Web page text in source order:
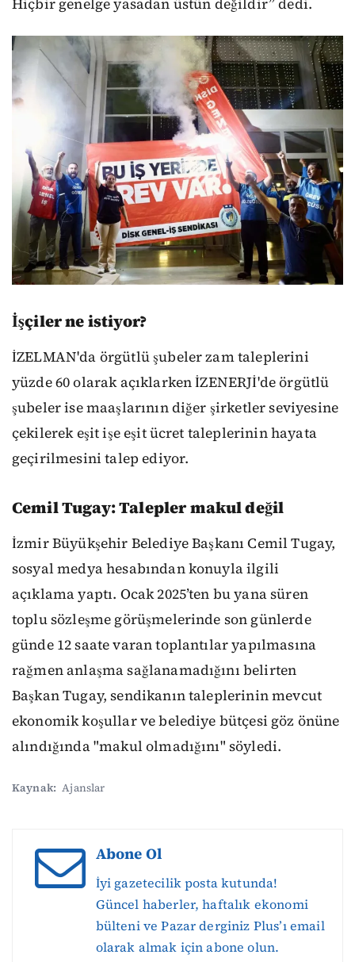
İşçiler ne istiyor?
İZELMAN'da örgütlü şubeler zam taleplerini
yüzde 60 olarak açıklarken İZENERJİ'de örgütlü
şubeler ise maaşlarının diğer şirketler seviyesine
çekilerek eşit işe eşit ücret taleplerinin hayata
geçirilmesini talep ediyor.
Cemil Tugay: Talepler makul değil
İzmir Büyükşehir Belediye Başkanı Cemil Tugay,
sosyal medya hesabından konuyla ilgili
açıklama yaptı. Ocak 2025’ten bu yana süren
toplu sözleşme görüşmelerinde son günlerde
günde 12 saate varan toplantılar yapılmasına
rağmen anlaşma sağlanamadığını belirten
Başkan Tugay, sendikanın taleplerinin mevcut
ekonomik koşullar ve belediye bütçesi göz önüne
alındığında "makul olmadığını" söyledi.
Kaynak: Ajanslar
Abone Ol
İyi gazetecilik posta kutunda!
Güncel haberler, haftalık ekonomi
bülteni ve Pazar derginiz Plus’ı email
olarak almak için abone olun.